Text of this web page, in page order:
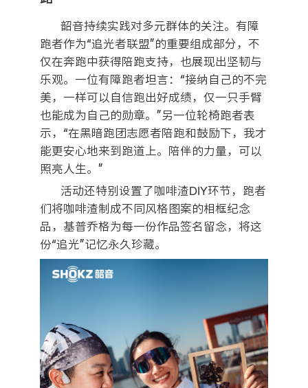
韶音持续实践对多元群体的关注。有障
跑者作为“追光者联盟”的重要组成部分，不
仅在奔跑中获得陪跑支持，也展现出坚韧与
乐观。一位有障跑者坦言：“接纳自己的不完
美，一样可以自信跑出好成绩，仅一只手臂
也能成为自己的勋章。”另一位轮椅跑者表
示，“在黑暗跑团志愿者陪跑和鼓励下，我才
能更安心地来到跑道上。陪伴的力量，可以
照亮人生。”
活动还特别设置了咖啡渣DIY环节，跑者
们将咖啡渣制成不同风格图案的相框纪念
品，基普乔格为每一份作品签名留念，将这
份“追光”记忆永久珍藏。